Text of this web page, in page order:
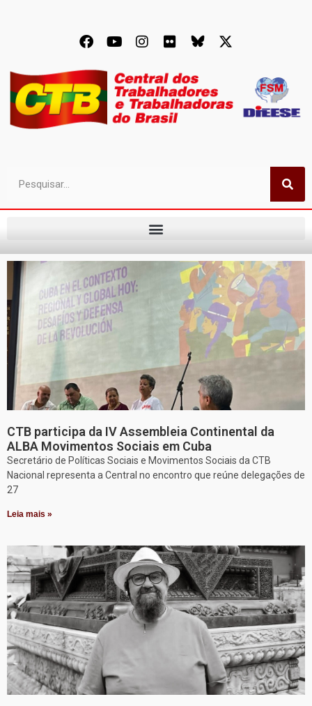
CTB participa da IV Assembleia Continental da
ALBA Movimentos Sociais em Cuba
Secretário de Políticas Sociais e Movimentos Sociais da CTB
Nacional representa a Central no encontro que reúne delegações de
27
Leia mais »